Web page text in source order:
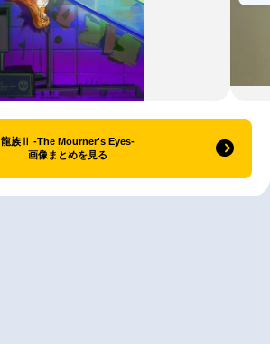
龍族Ⅱ -The Mourner's Eyes-
画像まとめを見る